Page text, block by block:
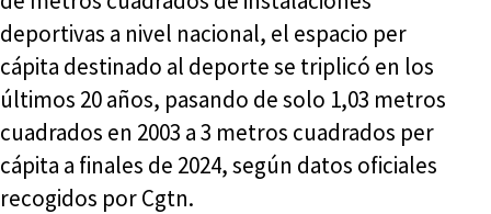
deportivas a nivel nacional, el espacio per
cápita destinado al deporte se triplicó en los
últimos 20 años, pasando de solo 1,03 metros
cuadrados en 2003 a 3 metros cuadrados per
cápita a finales de 2024, según datos oficiales
recogidos por Cgtn.